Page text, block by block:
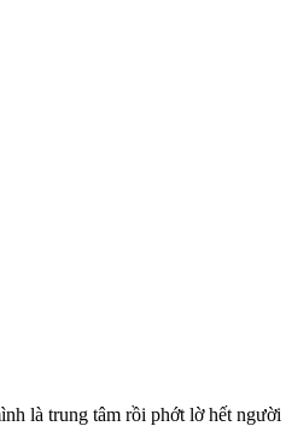
là trung tâm rồi phớt lờ hết người